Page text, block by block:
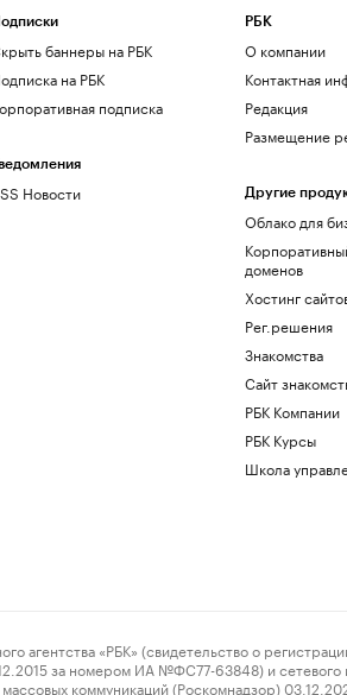
баннеры на РБК
на РБК
подписка
Новости
РБК
О компании
Контактная
Редакция
Размещение
Другие
Облако для
доменов
Хостинг
Рег.решения
Знакомства
Сайт
РБК Компании
РБК Курсы
Школа
«РБК» (свидетельство о
за номером ИА №ФС77-63848) и сетевого
коммуникаций (Роскомнадзор)